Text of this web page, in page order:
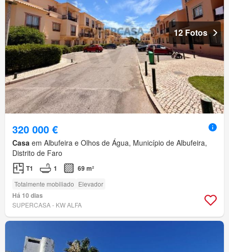
12 Fotos
320 000 €
Casa em Albufeira e Olhos de Água, Município de Albufeira,
Distrito de Faro
T1 1 69 m²
Totalmente mobiliado Elevador
Há 10 dias
SUPERCASA - KW ALFA